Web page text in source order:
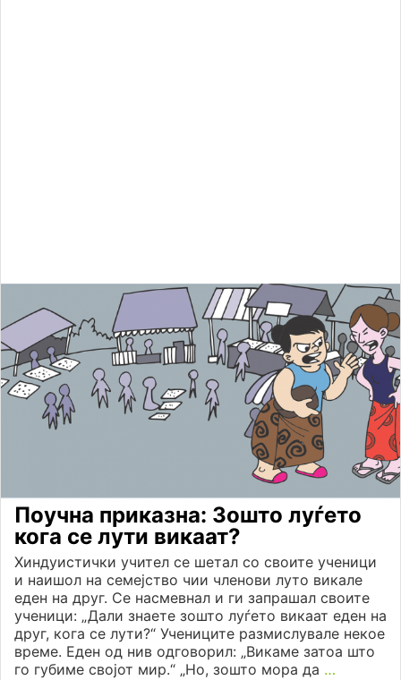
Поучна приказна: Зошто луѓето
кога се лути викаат?
Хиндуистички учител се шетал со своите ученици
и наишол на семејство чии членови луто викале
еден на друг. Се насмевнал и ги запрашал своите
ученици: „Дали знаете зошто луѓето викаат еден на
друг, кога се лути?“ Учениците размислувале некое
време. Еден од нив одговорил: „Викаме затоа што
го губиме својот мир.“ „Но, зошто мора да …